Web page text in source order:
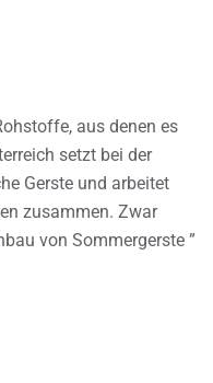
aus denen es
setzt bei der
Gerste und arbeitet
zusammen. Zwar
von Sommergerste ”